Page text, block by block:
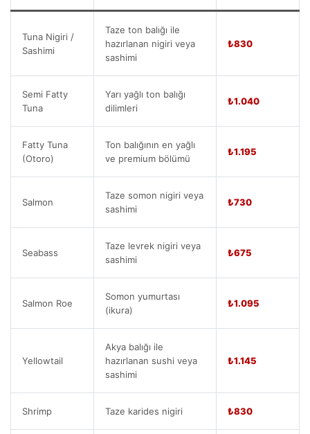
Tuna Nigiri /
Sashimi
Taze ton balığı ile
hazırlanan nigiri veya
sashimi
₺830
Semi Fatty
Tuna
Yarı yağlı ton balığı
dilimleri
₺1.040
Fatty Tuna
(Otoro)
Ton balığının en yağlı
ve premium bölümü
₺1.195
Salmon
Taze somon nigiri veya
sashimi
₺730
Seabass
Taze levrek nigiri veya
sashimi
₺675
Salmon Roe
Somon yumurtası
(ikura)
₺1.095
Yellowtail
Akya balığı ile
hazırlanan sushi veya
sashimi
₺1.145
Shrimp Taze karides nigiri ₺830